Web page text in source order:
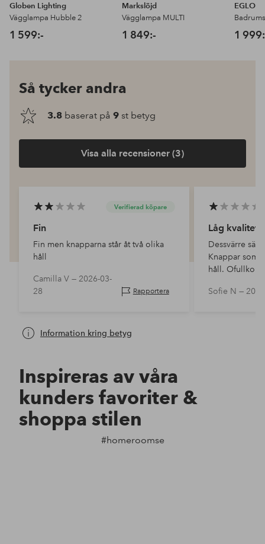
Globen Lighting
Vägglampa Hubble 2
1 599:-
Markslöjd
Vägglampa MULTI
1 849:-
EGLO
1
Så tycker andra
3.8 baserat på 9 st betyg
Visa alla recensioner (3)
Verifierad köpare
Fin
Fin men knapparna står åt två olika
håll
Camilla V — 2026-03-
28
Rapportera
Låg kvalitet
Dessvärre
Knappar som
håll.
lamporna så
Sofie N —
Information kring betyg
Inspireras av våra
kunders favoriter &
shoppa stilen
#homeroomse